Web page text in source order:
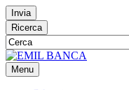
Invia
Ricerca
Menu